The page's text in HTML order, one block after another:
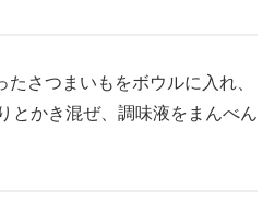
さつまいもをボウルに入れ、
とかき混ぜ、調味液をまんべん